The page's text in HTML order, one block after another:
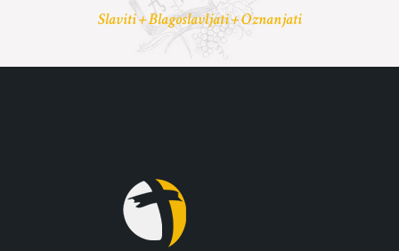
Slaviti + Blagoslavljati + Oznanjati